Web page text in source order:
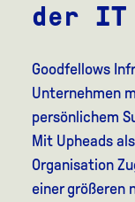
der IT
Goodfellows
Unternehmen
persönlichem
Mit Upheads
Organisation
einer größeren